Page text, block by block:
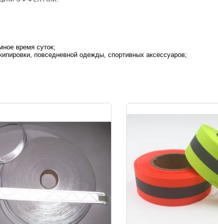
время суток;
повседневной одежды, спортивных аксессуаров;